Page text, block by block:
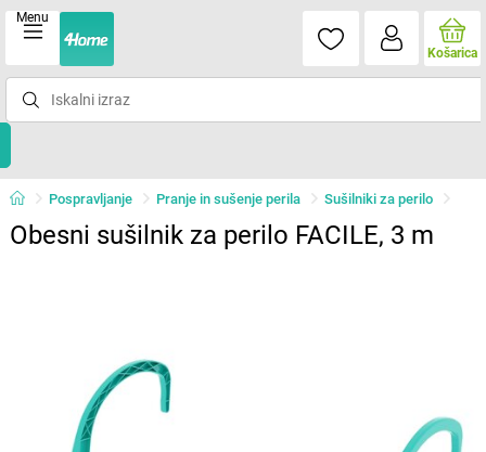
Menu
Košarica
Pospravljanje Pranje in sušenje perila Sušilniki za perilo
Obesni sušilnik za perilo FACILE, 3 m